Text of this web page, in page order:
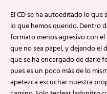
El CD se ha autoeditado lo
lo que hemos querido. Dentro
formato menos agresivo con
que no sea papel, y dejando el
que se ha encargado de darle
pues es un poco más de lo
apetezca escuchar nuestra